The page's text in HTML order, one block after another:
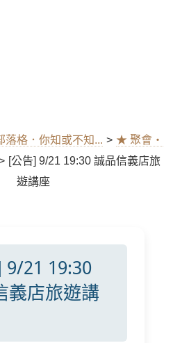
格．你知或不知... > ★ 聚會‧
[公告] 9/21 19:30 誠品信義店旅
遊講座
9/21 19:30
義店旅遊講